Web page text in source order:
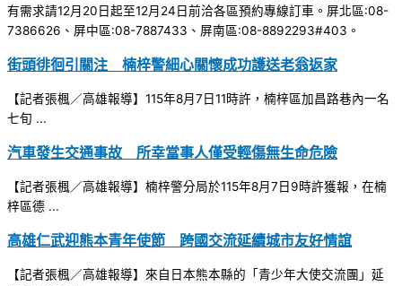
有需求請12月20日起至12月24日前洽各區預約專線訂車。屏北區:08-
7386626、屏中區:08-7887433、屏南區:08-8892293#403。
街頭徘徊引關注 楠梓警細心關懷成功護送老翁返家
【記者張楓／高雄報導】115年8月7日11時許，楠梓區加昌路巷內一名
七旬 ...
汽車發生交通事故 所幸當事人僅受輕傷無生命危險
【記者張楓／高雄報導】楠梓警分局於115年8月7日9時許獲報，在楠
梓區德 ...
高雄仁武迎熊本青年使節 跨國交流延續城市友好情誼
【記者張楓／高雄報導】來自日本熊本縣的「青少年大使交流團」延